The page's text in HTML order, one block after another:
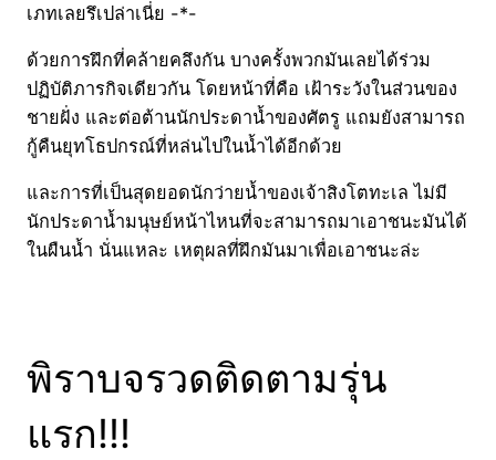
เภทเลยรึเปล่าเนี่ย -*-
ด้วยการฝึกที่คล้ายคลึงกัน บางครั้งพวกมันเลยได้ร่วม
ปฏิบัติภารกิจเดียวกัน โดยหน้าที่คือ เฝ้าระวังในส่วนของ
ชายฝั่ง และต่อต้านนักประดาน้ำของศัตรู แถมยังสามารถ
กู้คืนยุทโธปกรณ์ที่หล่นไปในน้ำได้อีกด้วย
และการที่เป็นสุดยอดนักว่ายน้ำของเจ้าสิงโตทะเล ไม่มี
นักประดาน้ำมนุษย์หน้าไหนที่จะสามารถมาเอาชนะมันได้
ในผืนน้ำ นั่นแหละ เหตุผลที่ฝึกมันมาเพื่อเอาชนะล่ะ
พิราบจรวดติดตามรุ่น
แรก!!!